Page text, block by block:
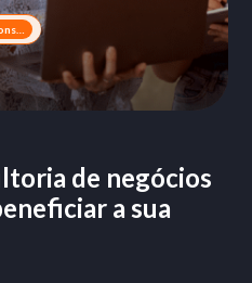
de negócios
a sua